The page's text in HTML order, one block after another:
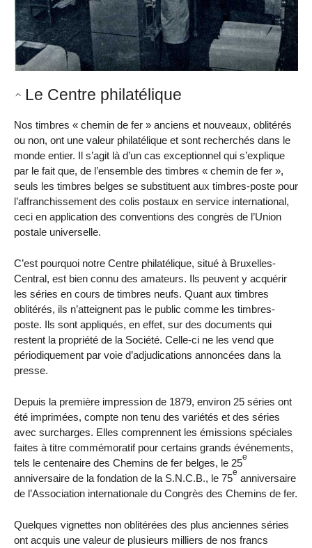
Le Centre philatélique
Nos timbres « chemin de fer » anciens et nouveaux, oblitérés
ou non, ont une valeur philatélique et sont recherchés dans le
monde entier. Il s’agit là d’un cas exceptionnel qui s’explique
par le fait que, de l’ensemble des timbres « chemin de fer »,
seuls les timbres belges se substituent aux timbres-poste pour
l’affranchissement des colis postaux en service international,
ceci en application des conventions des congrès de l’Union
postale universelle.
C’est pourquoi notre Centre philatélique, situé à Bruxelles-
Central, est bien connu des amateurs. Ils peuvent y acquérir
les séries en cours de timbres neufs. Quant aux timbres
oblitérés, ils n’atteignent pas le public comme les timbres-
poste. Ils sont appliqués, en effet, sur des documents qui
restent la propriété de la Société. Celle-ci ne les vend que
périodiquement par voie d’adjudications annoncées dans la
presse.
Depuis la première impression de 1879, environ 25 séries ont
été imprimées, compte non tenu des variétés et des séries
avec surcharges. Elles comprennent les émissions spéciales
faites à titre commémoratif pour certains grands événements,
tels le centenaire des Chemins de fer belges, le 25e
anniversaire de la fondation de la S.N.C.B., le 75e anniversaire
de l’Association internationale du Congrès des Chemins de fer.
Quelques vignettes non oblitérées des plus anciennes séries
ont acquis une valeur de plusieurs milliers de nos francs